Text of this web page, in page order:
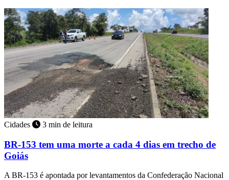
Cidades 3 min de leitura
BR-153 tem uma morte a cada 4 dias em trecho de
Goiás
A BR-153 é apontada por levantamentos da Confederação Nacional